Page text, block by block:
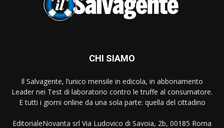
CHI SIAMO
Il Salvagente, l’unico mensile in edicola, in abbonamento
Leader nei Test di laboratorio contro le truffe al consumatore.
E tutti i giorni online da una sola parte: quella del cittadino
EditorialeNovanta srl Via Ludovico di Savoia, 2b, 00185 Roma